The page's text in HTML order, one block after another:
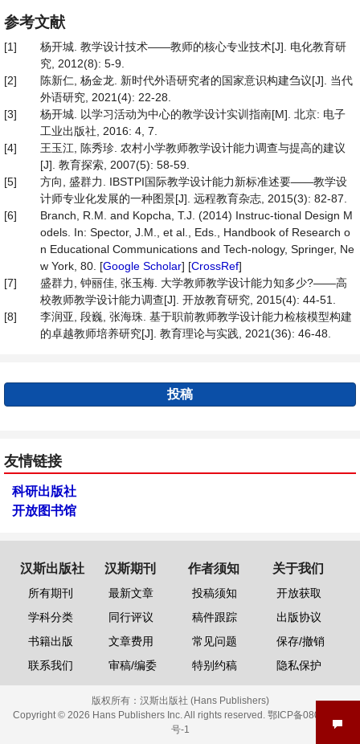
参考文献
[1]
杨开城. 教学设计技术——教师的核心专业技术[J]. 电化教育研
究, 2012(8): 5-9.
[2]
陈新仁, 杨金龙. 新时代外语研究者的国家意识构建刍议[J]. 当代
外语研究, 2021(4): 22-28.
[3]
杨开城. 以学习活动为中心的教学设计实训指南[M]. 北京: 电子
工业出版社, 2016: 4, 7.
[4]
王玉江, 陈秀珍. 农村小学教师教学设计能力调查与提高的建议
[J]. 教育探索, 2007(5): 58-59.
[5]
方向, 盛群力. IBSTPI国际教学设计能力新标准述要——教学设
计师专业化发展的一种图景[J]. 远程教育杂志, 2015(3): 82-87.
[6]
Branch, R.M. and Kopcha, T.J. (2014) Instruc-tional Design M
odels. In: Spector, J.M., et al., Eds., Handbook of Research o
n Educational Communications and Tech-nology, Springer, Ne
w York, 80. [Google Scholar] [CrossRef]
[7]
盛群力, 钟丽佳, 张玉梅. 大学教师教学设计能力知多少?——高
校教师教学设计能力调查[J]. 开放教育研究, 2015(4): 44-51.
[8]
李润亚, 段巍, 张海珠. 基于职前教师教学设计能力检核模型构建
的卓越教师培养研究[J]. 教育理论与实践, 2021(36): 46-48.
投稿
友情链接
科研出版社
开放图书馆
汉斯出版社
所有期刊
学科分类
书籍出版
联系我们
汉斯期刊
最新文章
同行评议
文章费用
审稿/编委
作者须知
投稿须知
稿件跟踪
常见问题
特别约稿
关于我们
开放获取
出版协议
保存/撤销
隐私保护
版权所有： 汉斯出版社 (Hans Publishers)
Copyright © 2026 Hans Publishers Inc. All rights reserved. 鄂ICP备08006613
号-1